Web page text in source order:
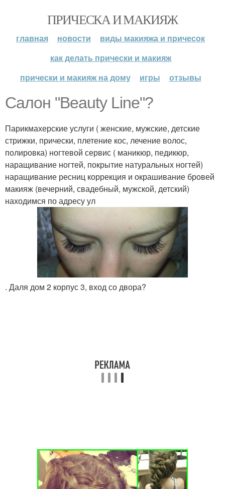
ПРИЧЕСКА И МАКИЯЖ
главная новости
виды макияжа и причесок
как делать прически и макияж
прически и макияж на дому
игры отзывы
Салон "Beauty Line"?
Парикмахерские услуги ( женские, мужские, детские
стрижки, прически, плетение кос, лечение волос,
полировка) ногтевой сервис ( маникюр, педикюр,
наращивание ногтей, покрытие натуральных ногтей)
наращивание ресниц коррекция и окрашивание бровей
макияж (вечерний, свадебный, мужской, детский)
находимся по адресу ул
. Даля дом 2 корпус 3, вход со двора?